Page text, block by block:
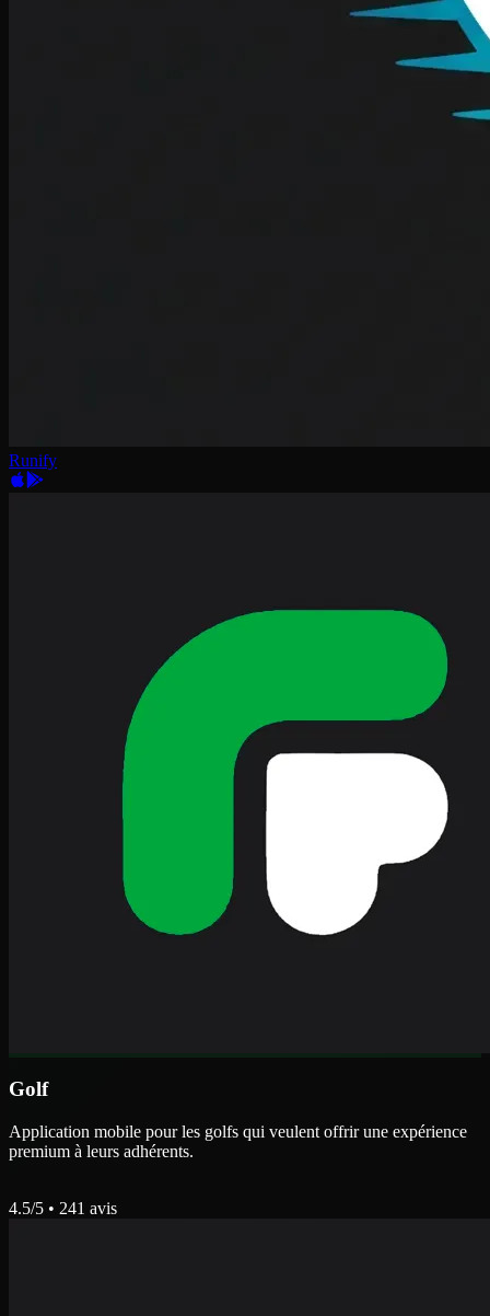
Runify
Golf
Application mobile pour les golfs qui veulent offrir une expérience
premium à leurs adhérents.
4.5/5 • 241 avis